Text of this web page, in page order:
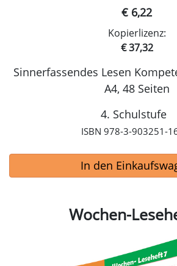
€ 6,22
Kopierlizenz:
€ 37,32
Sinnerfassendes Lesen
A4, 48 Seiten
4. Schulstufe
ISBN 978-3-903251-
In den
Wochen-